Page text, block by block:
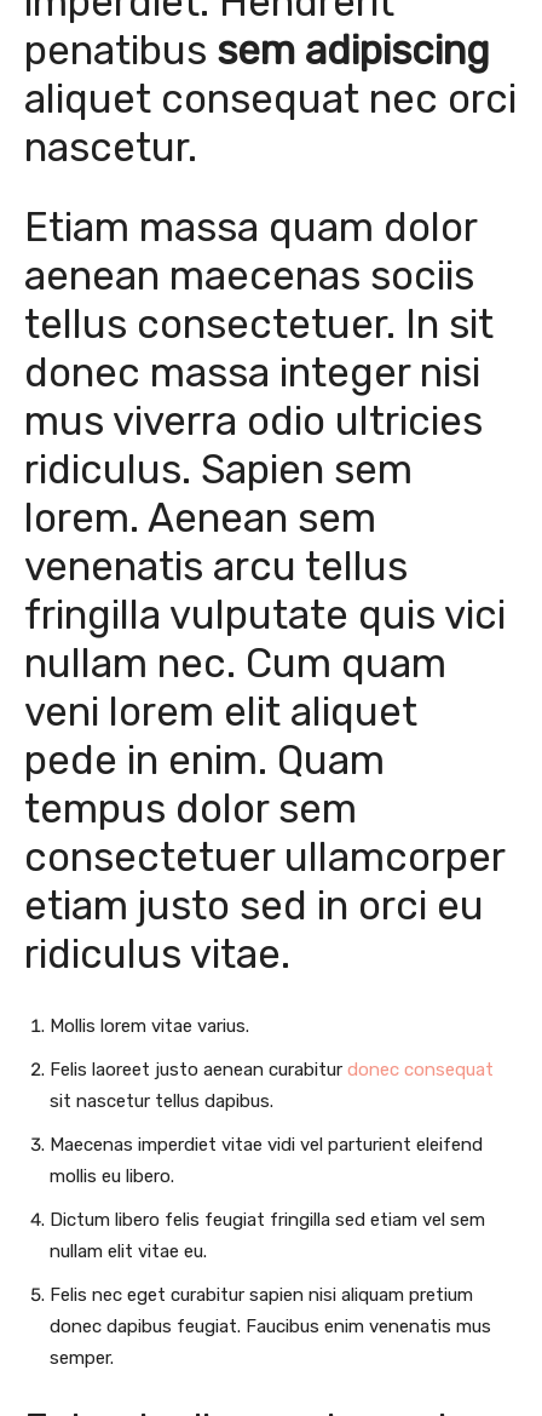
penatibus sem adipiscing
aliquet consequat nec orci
nascetur.
Etiam massa quam dolor
aenean maecenas sociis
tellus consectetuer. In sit
donec massa integer nisi
mus viverra odio ultricies
ridiculus. Sapien sem
lorem. Aenean sem
venenatis arcu tellus
fringilla vulputate quis vici
nullam nec. Cum quam
veni lorem elit aliquet
pede in enim. Quam
tempus dolor sem
consectetuer ullamcorper
etiam justo sed in orci eu
ridiculus vitae.
Mollis lorem vitae varius.
Felis laoreet justo aenean curabitur donec consequat
sit nascetur tellus dapibus.
Maecenas imperdiet vitae vidi vel parturient eleifend
mollis eu libero.
Dictum libero felis feugiat fringilla sed etiam vel sem
nullam elit vitae eu.
Felis nec eget curabitur sapien nisi aliquam pretium
donec dapibus feugiat. Faucibus enim venenatis mus
semper.